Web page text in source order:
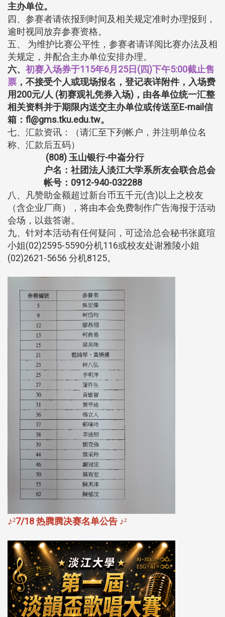
主办单位。
四、参赛者请依报到时间及相关规定准时办理报到，
逾时视同放弃参赛资格。
五、 为维护比赛公平性，参赛者请详阅比赛办法及相
关规定，并配合主办单位安排办理。
六、 初赛入场券于115年6月25日(四)下午5:00截止售
票 ，不接受个人或现场报名，登记表详附件，入场费
用200元/人 (初赛观礼凭券入场)，由各单位统一汇整
相关资料并于期限内送交主办单位或传送至E-mail信
箱：fl@gms.tku.edu.tw。
七、汇款资讯：（请汇至下列帐户，并注明单位名
称、汇款后五码）
(808) 玉山银行-中崙分行
户名：社团法人淡江大学系所友会联合总会
帐号：0912-940-032288
八、凡赞助金额超过新台币五千元(含)以上之校友
（含企业厂商），将由本会免费制作广告海报于活动
会场，以兹答谢。
九、针对本活动有任何疑问，可迳洽总会秘书张庭瑄
小姐(02)2595-5590分机116或校友处谢雅陵小姐
(02)2621-5656 分机8125。
♪²7/18 热腾腾决赛名单公告 ♪²